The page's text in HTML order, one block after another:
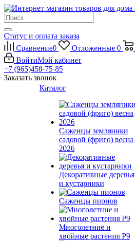
Статус и оплата заказа
Сравнение0 Отложенные 0
ВойтиМой кабинет
+7 (965)458-75-85
Заказать звонок
Каталог
Саженцы земляники
садовой (фриго) весна
2026
Декоративные деревья
и кустарники
Саженцы пионов
Многолетние и
хвойные растения Р9